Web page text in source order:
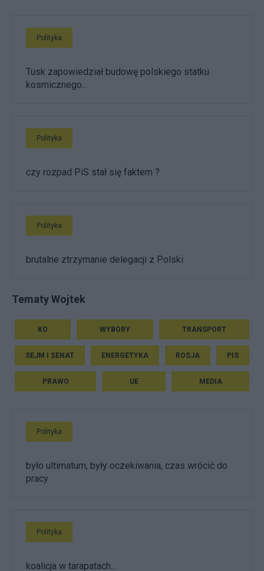
Polityka
Tusk zapowiedział budowę polskiego statku
kosmicznego...
Polityka
czy rozpad PiS stał się faktem ?
Polityka
brutalne ztrzymanie delegacji z Polski
Tematy Wojtek
KO WYBORY TRANSPORT
SEJM I SENAT ENERGETYKA ROSJA PIS
PRAWO UE MEDIA
Polityka
było ultimatum, były oczekiwania, czas wrócić do
pracy
Polityka
koalicja w tarapatach...